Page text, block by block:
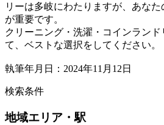
リーは多岐にわたりますが、あな
が重要です。
クリーニング・洗濯・コインラン
て、ベストな選択をしてください。
執筆年月日：2024年11月12日
検索条件
地域エリア・駅